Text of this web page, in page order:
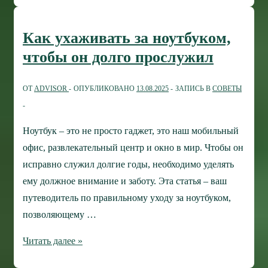
of
Range»
Как ухаживать за ноутбуком,
чтобы он долго прослужил
ОТADVISOR ОПУБЛИКОВАНО 13.08.2025 ЗАПИСЬ В СОВЕТЫ
Ноутбук – это не просто гаджет, это наш мобильный
офис, развлекательный центр и окно в мир. Чтобы он
исправно служил долгие годы, необходимо уделять
ему должное внимание и заботу. Эта статья – ваш
путеводитель по правильному уходу за ноутбуком,
позволяющему …
Как
Читать далее »